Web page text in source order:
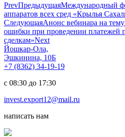
PrevПредыдущаяМеждународный
аппаратов всех сред «Крылья
СледующаяАнонс вебинара на
ошибки при проведении платежей
сделкам»Next
Йошкар-Ола,
Эшкинина, 10Б
+7 (8362) 34-19-19
с 08:30 до 17:30
invest.export12@mail.ru
написать нам